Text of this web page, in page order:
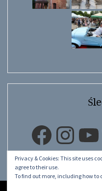
FacebookInstagramYouTube
Privacy & Cookies: This site uses
agree to their use.
To find out more, including how to